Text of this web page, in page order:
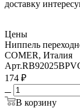
доставку
Цены
Ниппель
COMER, Италия
Арт.
174 ₽
В корзину